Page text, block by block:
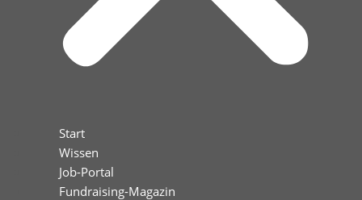
Start
Wissen
Job-Portal
Fundraising-Magazin